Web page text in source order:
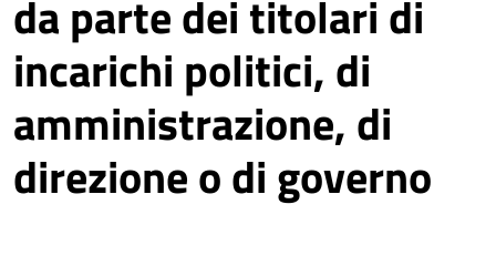
da parte dei titolari di
incarichi politici, di
amministrazione, di
direzione o di governo